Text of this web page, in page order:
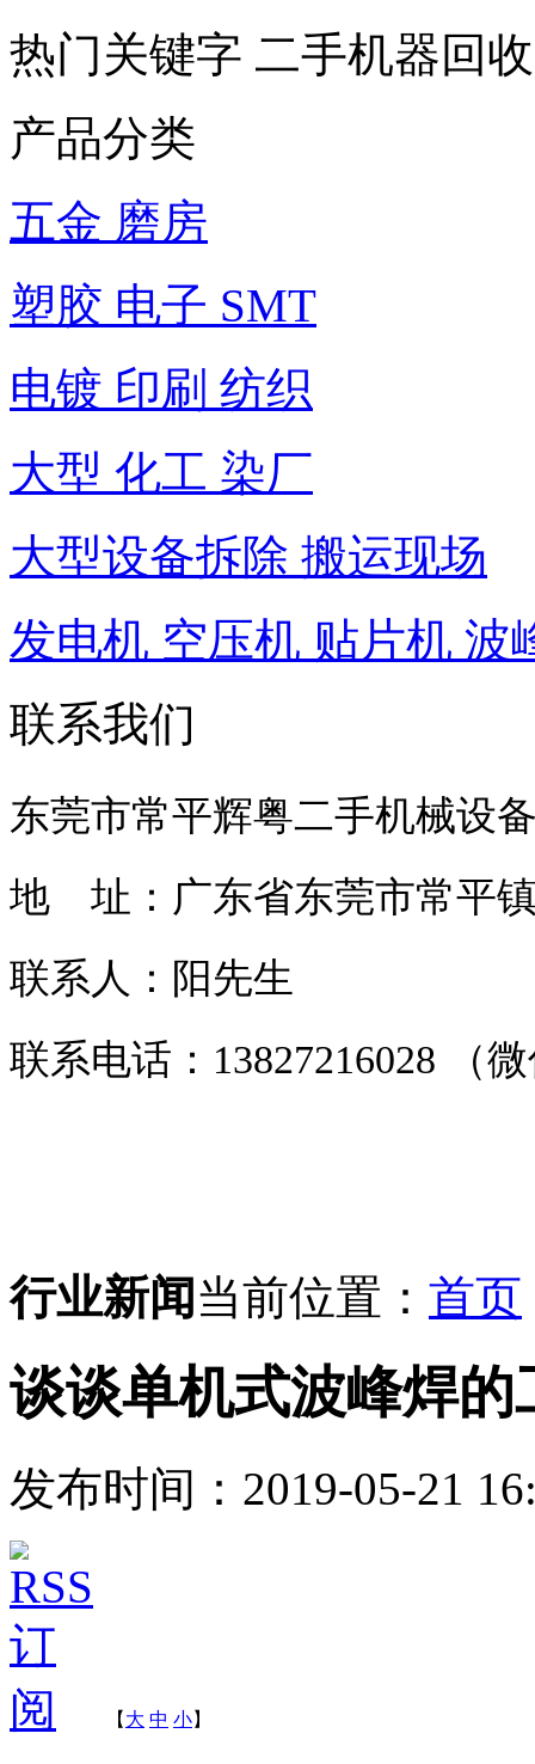
热门关键字 二手机器回
产品分类
五金 磨房
塑胶 电子 SMT
电镀 印刷 纺织
大型 化工 染厂
大型设备拆除 搬运现场
发电机 空压机 贴片机 波
联系我们
东莞市常平辉粤二手机械设
地 址：广东省东莞市常平
联系人：阳先生
联系电话：13827216028 （
行业新闻 当前位置： 首页
谈谈单机式波峰焊的
发布时间：2019-05-21
【 大 中 小】